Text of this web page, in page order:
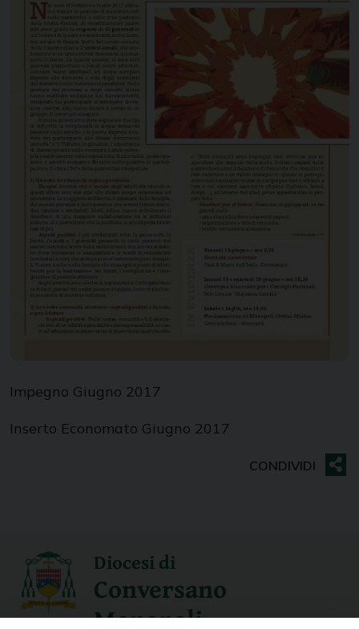
Impegno Giugno 2017
Inserto Economato Giugno 2017
Diocesi di
Conversano
Monopoli